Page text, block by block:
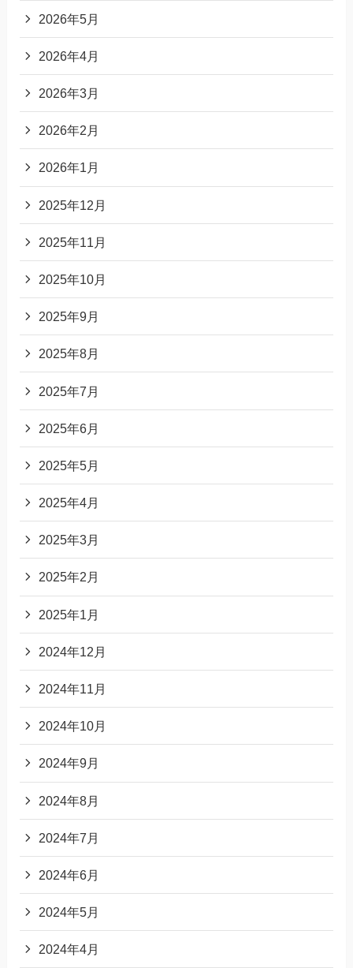
2026年5月
2026年4月
2026年3月
2026年2月
2026年1月
2025年12月
2025年11月
2025年10月
2025年9月
2025年8月
2025年7月
2025年6月
2025年5月
2025年4月
2025年3月
2025年2月
2025年1月
2024年12月
2024年11月
2024年10月
2024年9月
2024年8月
2024年7月
2024年6月
2024年5月
2024年4月